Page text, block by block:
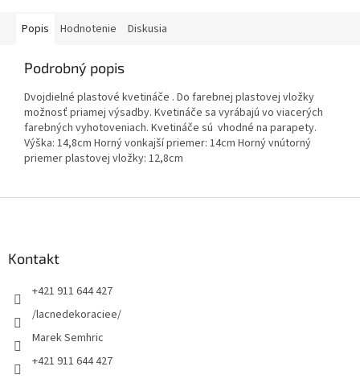
Popis Hodnotenie Diskusia
Podrobný popis
Dvojdielné plastové kvetináče . Do farebnej plastovej vložky
možnosť priamej výsadby. Kvetináče sa vyrábajú vo viacerých
farebných vyhotoveniach. Kvetináče sú vhodné na parapety.
Výška: 14,8cm Horný vonkajší priemer: 14cm Horný vnútorný
priemer plastovej vložky: 12,8cm
Kontakt
+421 911 644 427
/lacnedekoraciee/
Marek Semhric
+421 911 644 427